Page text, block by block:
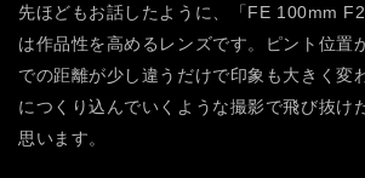
先ほどもお話したように、「FE 100mm
は作品性を高めるレンズです。ピント位置
での距離が少し違うだけで印象も大きく変
につくり込んでいくような撮影で飛び抜け
思います。